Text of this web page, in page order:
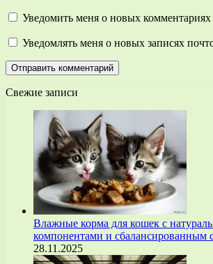
Уведомить меня о новых комментариях
Уведомлять меня о новых записях
Свежие записи
Влажные корма для кошек с
компонентами и сбалансированным
28.11.2025